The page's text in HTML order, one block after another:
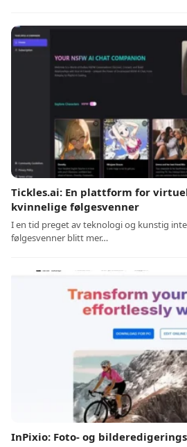
Tickles.ai: En plattform for
kvinnelige følgesvenner
I en tid preget av teknologi og kunstig
følgesvenner blitt mer…
InPixio: Foto- og